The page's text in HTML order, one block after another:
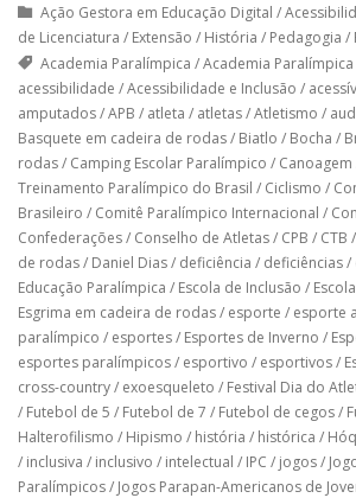
Ação Gestora em Educação Digital /
de Licenciatura / Extensão / História / Pedagogia /
Academia Paralímpica /Academia
acessibilidade /Acessibilidade e Inclusão /
amputados/APB / atleta / atletas/Atletismo /
Basquete em cadeira de rodas/ Biatlo / Bocha /
rodas/ Camping Escolar Paralímpico / Canoagem
Treinamento Paralímpico do Brasil / Ciclismo /
Brasileiro / Comitê Paralímpico Internacional /
Confederações/ Conselho de Atletas/ CPB / CTB /
de rodas/ Daniel Dias/ deficiência / deficiências/
Educação Paralímpica / Escola de Inclusão /
Esgrima em cadeira de rodas/ esporte / esporte
paralímpico / esportes/ Esportes de Inverno /
esportes paralímpicos/ esportivo / esportivos/
cross-country/ exoesqueleto / Festival Dia do
/ Futebol de 5 / Futebol de 7 / Futebol de cegos/
Halterofilismo / Hipismo / história / histórica /
/ inclusiva / inclusivo / intelectual / IPC / jogos/
Paralímpicos/ Jogos Parapan-Americanos de